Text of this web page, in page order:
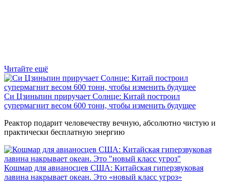
Читайте ещё
Си Цзиньпин приручает Солнце: Китай построил
супермагнит весом 600 тонн, чтобы изменить будущее
Реактор подарит человечеству вечную, абсолютно чистую и
практически бесплатную энергию
Кошмар для авианосцев США: Китайская гиперзвуковая
лавина накрывает океан. Это «новый класс угроз»